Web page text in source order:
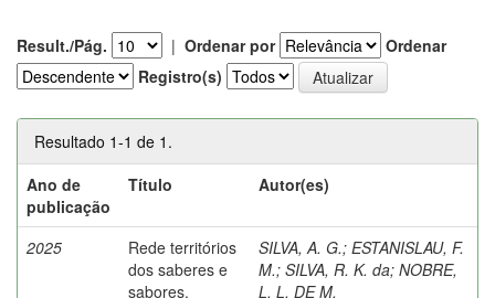
Result./Pág. | Ordenar por
Ordenar
Registro(s)
Resultado 1-1 de 1.
Ano de
publicação
Título Autor(es)
2025
Rede territórios
dos saberes e
sabores.
SILVA, A. G.; ESTANISLAU, F.
M.; SILVA, R. K. da; NOBRE,
L. L. DE M.